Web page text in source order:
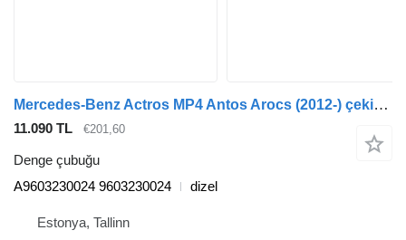
Mercedes-Benz Actros MP4 Antos Arocs (2012-) çekici için Mercedes-Benz actros mp4 2551 (01.12-) A9603230024 denge çubuğu
11.090 TL €201,60
Denge çubuğu
A9603230024 9603230024
dizel
Estonya, Tallinn